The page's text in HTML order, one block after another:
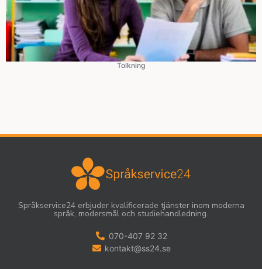
Tolkning
Språkservice24 erbjuder kvalificerade tjänster inom moderna
språk, modersmål och studiehandledning.
070-407 92 32
kontakt@ss24.se